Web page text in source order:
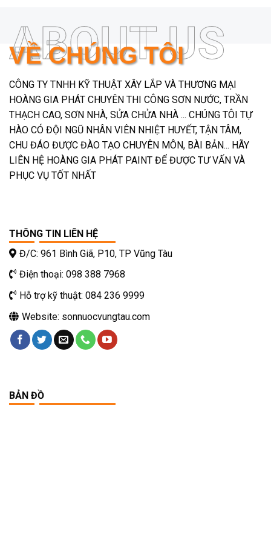
Hỗ trợ kỹ thuật: 098 388 7968
Website: sonnuocvungtau.com
Hãy liên hệ với chúng tôi để được tư
vấn thi công công trình sơn nước -
thạch cao, thiết kế trang trí nội ngoại
thất cho khách sạn, nhà hàng, thiết kế
shop bán hàng, thiết kế showroom tại
tường cao cấp tại Vũng Tàu
ABOUT US
VỀ CHÚNG TÔI
CÔNG TY TNHH KỸ THUẬT XÂY LẮP VÀ THƯƠNG MẠI
HOÀNG GIA PHÁT CHUYÊN THI CÔNG SƠN NƯỚC, TRẦN
THẠCH CAO, SƠN NHÀ, SỬA CHỬA NHÀ ... CHÚNG TÔI TỰ
HÀO CÓ ĐỘI NGŨ NHÂN VIÊN NHIỆT HUYẾT, TẬN TÂM,
CHU ĐÁO ĐƯỢC ĐÀO TẠO CHUYÊN MÔN, BÀI BẢN... HÃY
LIÊN HỆ HOÀNG GIA PHÁT PAINT ĐỂ ĐƯỢC TƯ VẤN VÀ
PHỤC VỤ TỐT NHẤT
THÔNG TIN LIÊN HỆ
Đ/C: 961 Bình Giã, P10, TP Vũng Tàu
Điện thoại: 098 388 7968
Hỗ trợ kỹ thuật: 084 236 9999
Website: sonnuocvungtau.com
BẢN ĐỒ